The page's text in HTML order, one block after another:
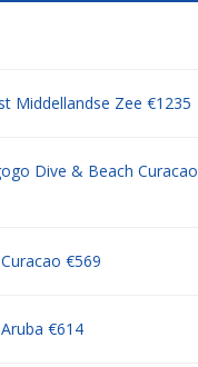
Middellandse Zee €1235
Dive & Beach Curacao
€569
€614